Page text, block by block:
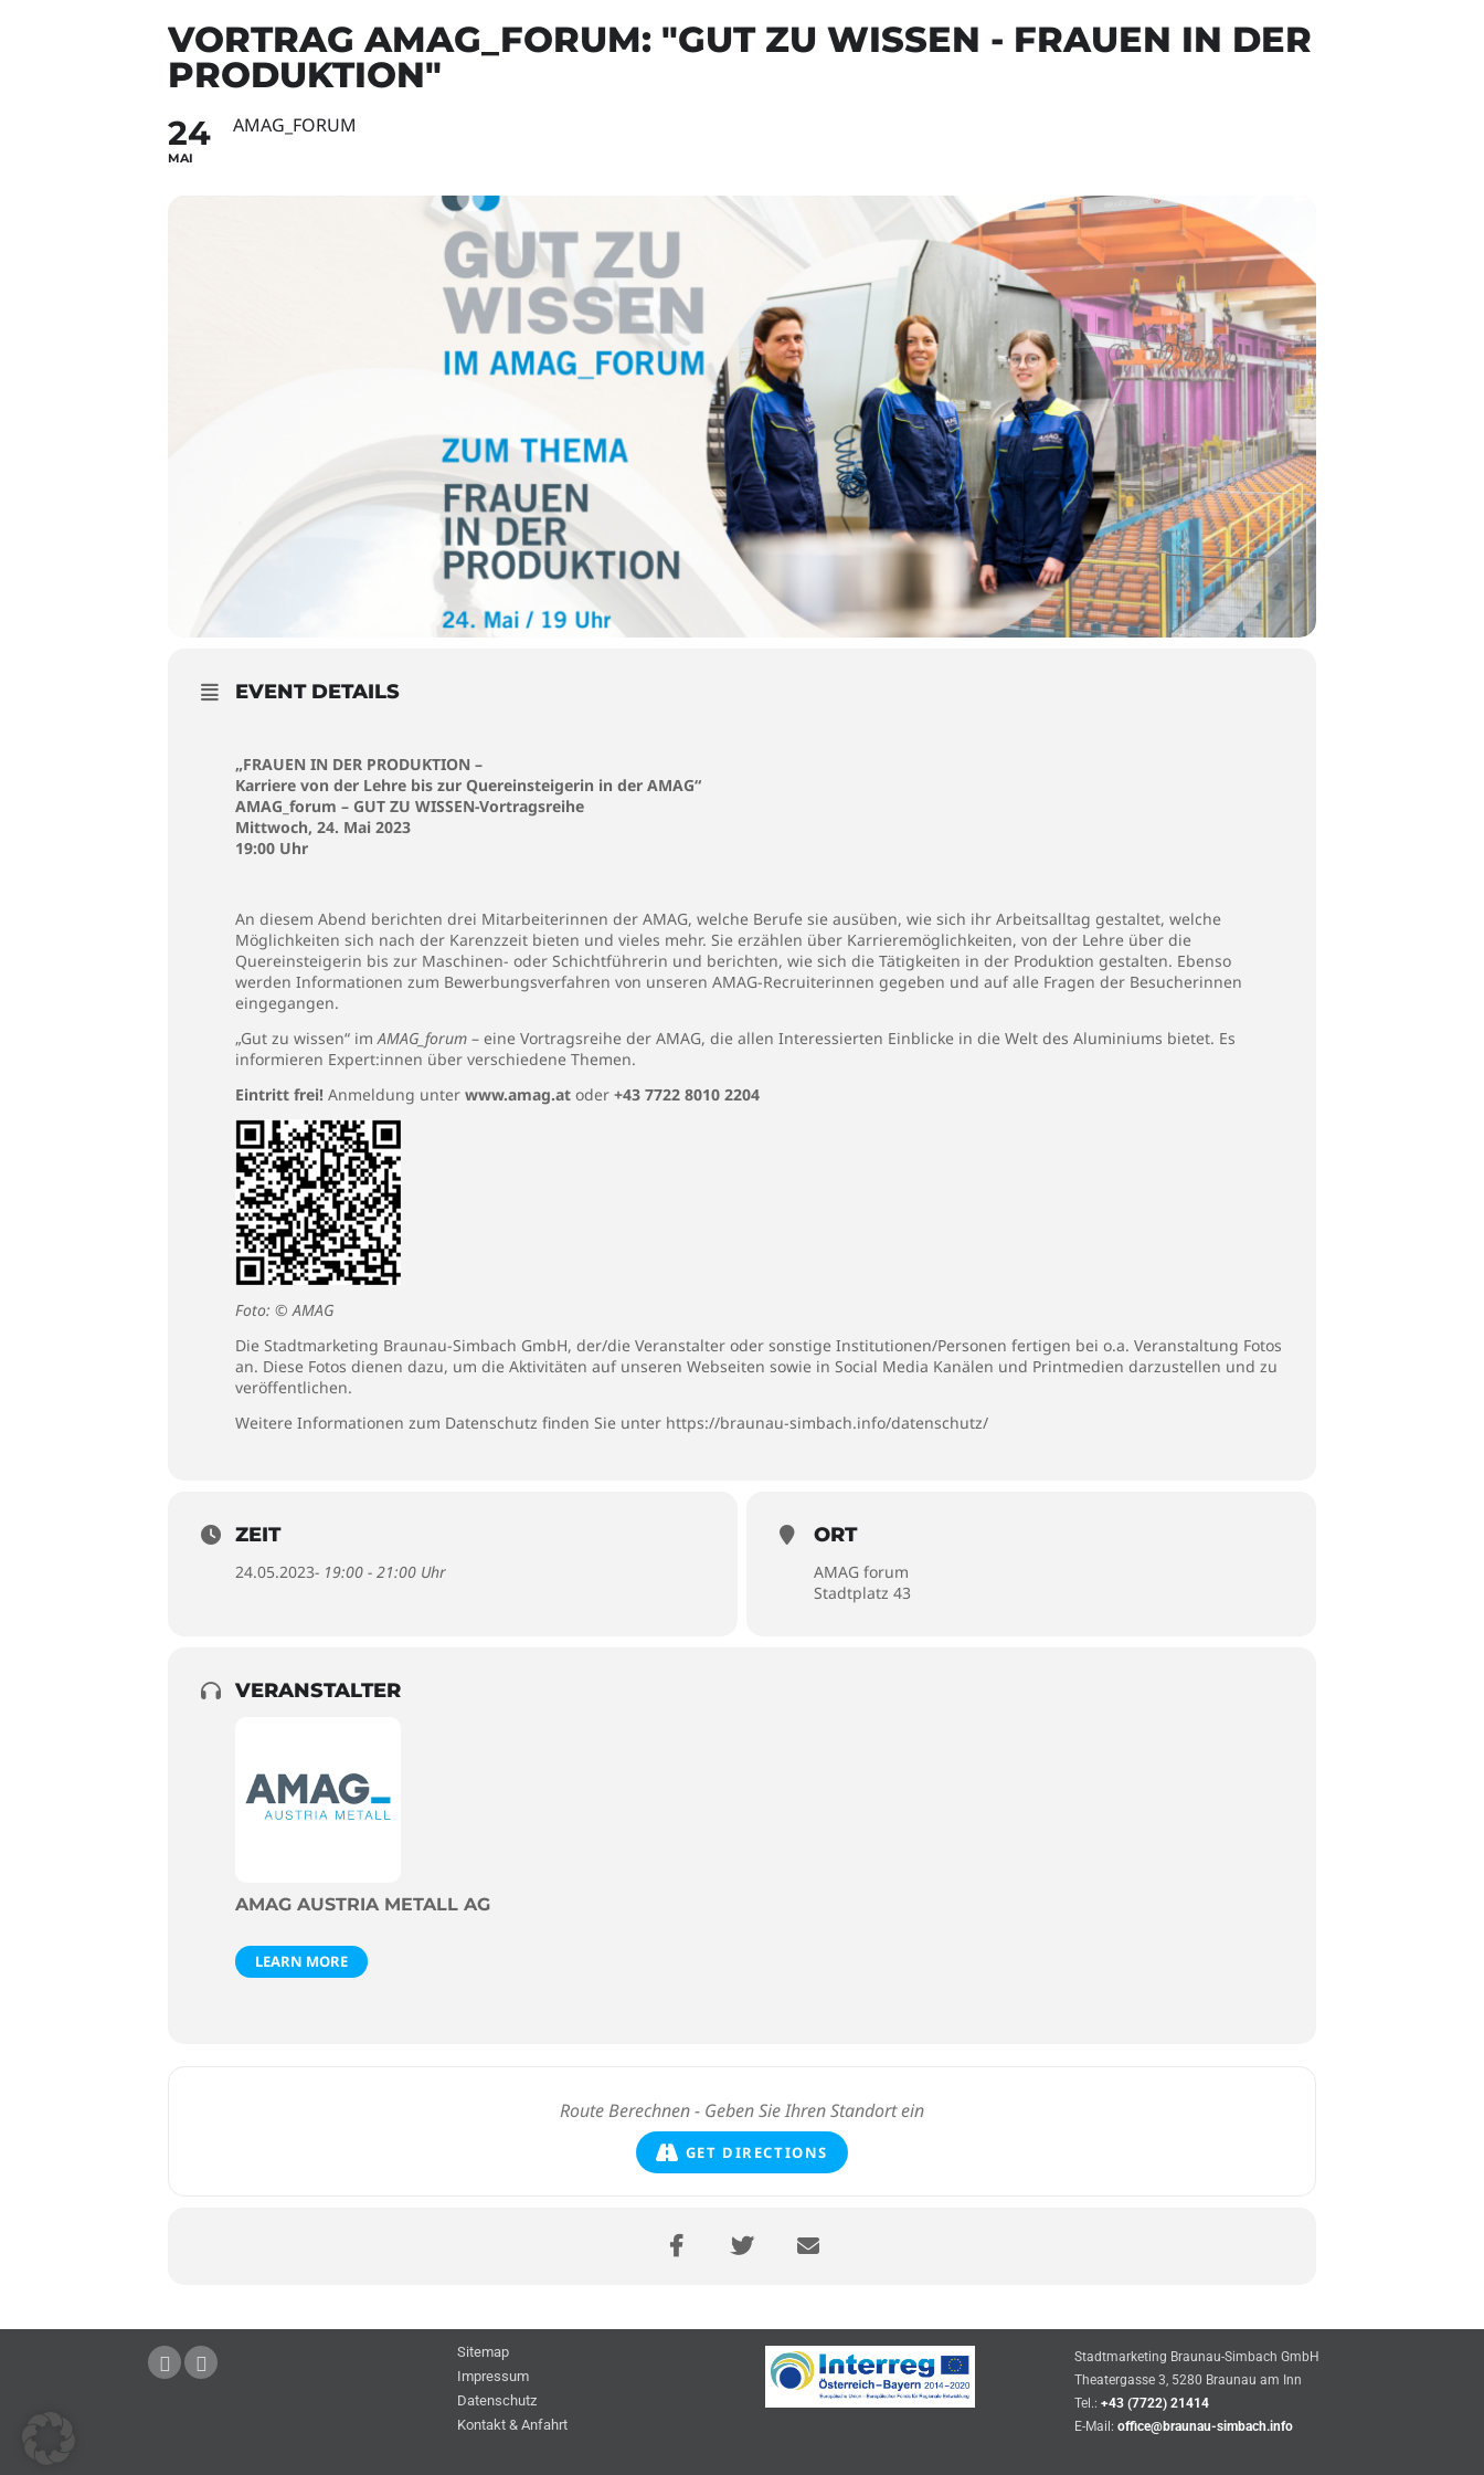
VORTRAG AMAG_FORUM: "GUT ZU WISSEN - FRAUEN IN DER
PRODUKTION"
24
MAI
AMAG_FORUM
EVENT DETAILS
„FRAUEN IN DER PRODUKTION –
Karriere von der Lehre bis zur Quereinsteigerin in der AMAG“
AMAG_forum – GUT ZU WISSEN-Vortragsreihe
Mittwoch, 24. Mai 2023
19:00 Uhr
An diesem Abend berichten drei Mitarbeiterinnen der AMAG, welche Berufe sie ausüben, wie sich ihr Arbeitsalltag gestaltet, welche
Möglichkeiten sich nach der Karenzzeit bieten und vieles mehr. Sie erzählen über Karrieremöglichkeiten, von der Lehre über die
Quereinsteigerin bis zur Maschinen- oder Schichtführerin und berichten, wie sich die Tätigkeiten in der Produktion gestalten. Ebenso
werden Informationen zum Bewerbungsverfahren von unseren AMAG-Recruiterinnen gegeben und auf alle Fragen der Besucherinnen
eingegangen.
„Gut zu wissen“ imAMAG_forum – eine Vortragsreihe der AMAG, die allen Interessierten Einblicke in die Welt des Aluminiums bietet. Es
informieren Expert:innen über verschiedene Themen.
Eintritt frei! Anmeldung unter www.amag.at oder +43 7722 8010 2204
Foto: © AMAG
Die Stadtmarketing Braunau-Simbach GmbH, der/die Veranstalter oder sonstige Institutionen/Personen fertigen bei o.a. Veranstaltung Fotos
an. Diese Fotos dienen dazu, um die Aktivitäten auf unseren Webseiten sowie in Social Media Kanälen und Printmedien darzustellen und zu
veröffentlichen.
Weitere Informationen zum Datenschutz finden Sie unter https://braunau-simbach.info/datenschutz/
ZEIT
24.05.2023- 19:00 - 21:00 Uhr
ORT
AMAG forum
Stadtplatz 43
VERANSTALTER
AMAG AUSTRIA METALL AG
LEARN MORE
GET DIRECTIONS
Sitemap
Impressum
Datenschutz
Kontakt & Anfahrt
Stadtmarketing Braunau-Simbach GmbH
Theatergasse 3, 5280 Braunau am Inn
Tel.: +43 (7722) 21414
E-Mail: office@braunau-simbach.info